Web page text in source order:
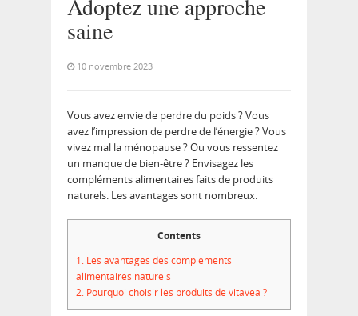
Adoptez une approche
saine
10 novembre 2023
Vous avez envie de perdre du poids ? Vous
avez l’impression de perdre de l’énergie ? Vous
vivez mal la ménopause ? Ou vous ressentez
un manque de bien-être ? Envisagez les
compléments alimentaires faits de produits
naturels. Les avantages sont nombreux.
Contents
1. Les avantages des compléments
alimentaires naturels
2. Pourquoi choisir les produits de vitavea ?